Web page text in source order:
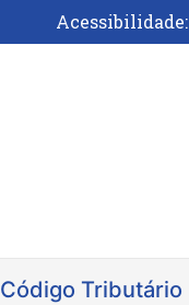
Acessibilidade:
Código Tributário